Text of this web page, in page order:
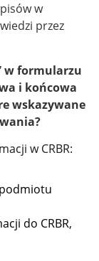
w
przez
w formularzu
i końcowa
wskazywane
w CRBR:
do CRBR,